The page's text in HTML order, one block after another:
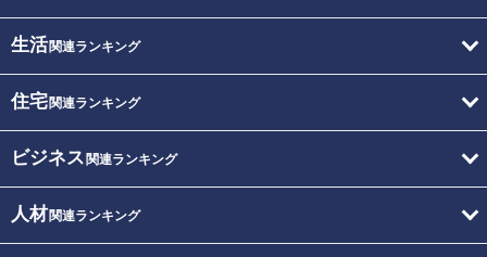
生活関連ランキング
住宅関連ランキング
ビジネス 関連ランキング
人材関連ランキング